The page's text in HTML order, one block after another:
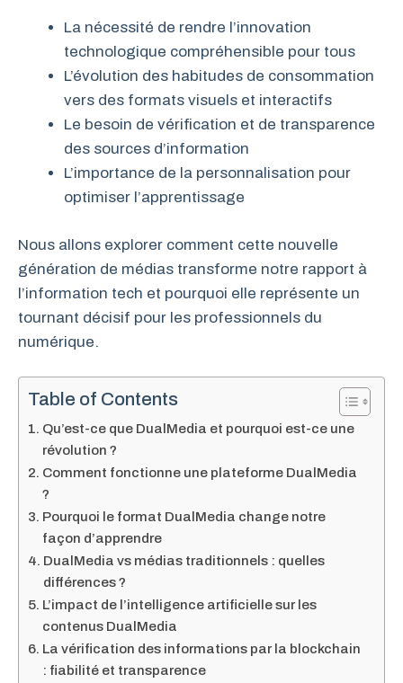
La nécessité de rendre l’innovation
technologique compréhensible pour tous
L’évolution des habitudes de consommation
vers des formats visuels et interactifs
Le besoin de vérification et de transparence
des sources d’information
L’importance de la personnalisation pour
optimiser l’apprentissage
Nous allons explorer comment cette nouvelle
génération de médias transforme notre rapport à
l’information tech et pourquoi elle représente un
tournant décisif pour les professionnels du
numérique.
Table of Contents
Qu’est-ce que DualMedia et pourquoi est-ce une
révolution ?
Comment fonctionne une plateforme DualMedia
?
Pourquoi le format DualMedia change notre
façon d’apprendre
DualMedia vs médias traditionnels : quelles
différences ?
L’impact de l’intelligence artificielle sur les
contenus DualMedia
La vérification des informations par la blockchain
: fiabilité et transparence